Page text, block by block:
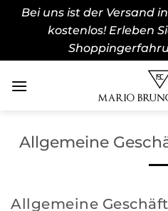
Bei uns ist der Versand
kostenlos! Erleben
Inhalt
Allgemeine
Allgemeine